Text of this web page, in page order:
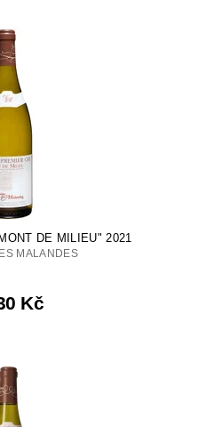
DE MILIEU" 2021
MALANDES
Kč